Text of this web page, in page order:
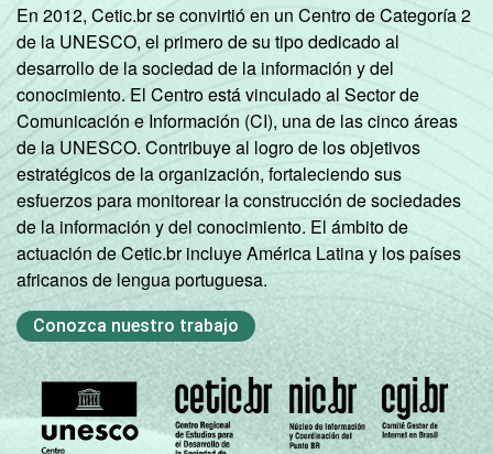
En 2012, Cetic.br se convirtió en un Centro de Categoría 2
de la UNESCO, el primero de su tipo dedicado al
desarrollo de la sociedad de la información y del
conocimiento. El Centro está vinculado al Sector de
Comunicación e Información (CI), una de las cinco áreas
de la UNESCO. Contribuye al logro de los objetivos
estratégicos de la organización, fortaleciendo sus
esfuerzos para monitorear la construcción de sociedades
de la información y del conocimiento. El ámbito de
actuación de Cetic.br incluye América Latina y los países
africanos de lengua portuguesa.
Conozca nuestro trabajo